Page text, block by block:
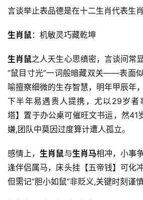
言谈举止表品德是在十二生肖代表生
生肖鼠：机敏灵巧藏乾坤
生肖鼠之人天生心思缜密，言谈间常
“鼠目寸光”一词般暗藏双关——表面
喻擅察细微的生存智慧，明年甲辰年
下半年易遇贵人提携，尤以29岁者
塔】置于办公桌可催旺文书运，然41
嫌,团队中莫因过度算计遭人孤立。
感情上，生肖鼠与生肖马相冲，小事
逢伴侣属马，床头挂【五帝钱】可化
但需记“胆小如鼠”非贬义,关键时刻谨